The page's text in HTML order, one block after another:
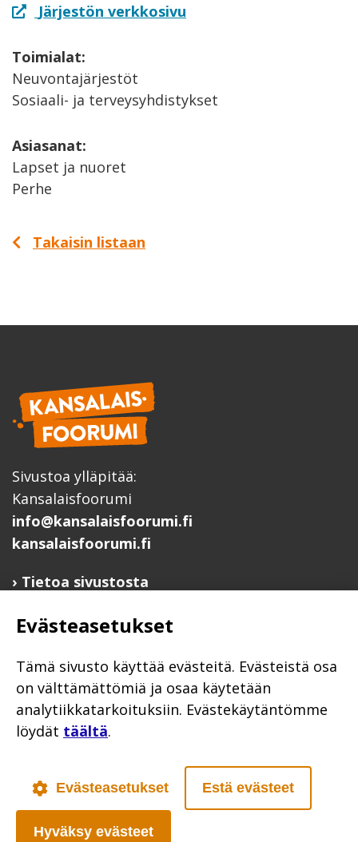
Järjestön verkkosivu
Toimialat:
Neuvontajärjestöt
Sosiaali- ja terveysyhdistykset
Asiasanat:
Lapset ja nuoret
Perhe
Takaisin listaan
Sivustoa ylläpitää:
Kansalaisfoorumi
info@kansalaisfoorumi.fi
kansalaisfoorumi.fi
Tietoa sivustosta
Ilmoita järjestösi järjestöhakemistoon
Järjestötietäjä-testi
Anna palautetta
Saavutettavuusseloste
Evästekäytännöt
Evästeasetukset
Tämä sivusto käyttää evästeitä. Evästeistä osa
on välttämättömiä ja osaa käytetään
analytiikkatarkoituksiin. Evästekäytäntömme
löydät täältä.
Evästeasetukset Estä evästeet
Hyväksy evästeet